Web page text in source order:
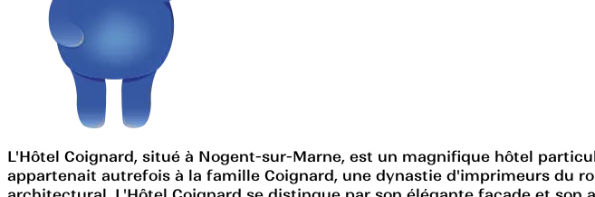
L'Hôtel Coignard, situé à Nogent-sur-Marne, est un magnifique hôtel
appartenait autrefois à la famille Coignard, une dynastie d'imprimeurs du